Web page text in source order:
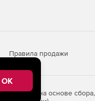
Правила продажи
на основе сбора,
OK